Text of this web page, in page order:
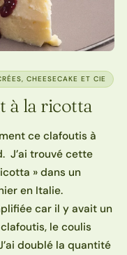
CHEESECAKE ET CIE
à la ricotta
ce clafoutis à
J’ai trouvé cette
» dans un
en Italie.
car il y avait un
le coulis
doublé la quantité